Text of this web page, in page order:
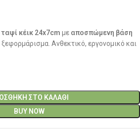
κέικ 24x7cm με αποσπώμενη βάση
ξεφορμάρισμα. Ανθεκτικό, εργονομικό και
ΣΤΟ ΚΑΛΆΘΙ
BUY NOW